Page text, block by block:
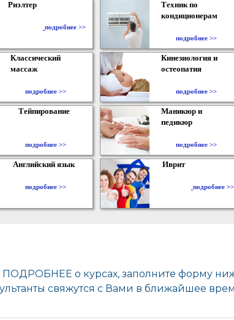
Риэлтер
подробнее >>
Техник по
кондиционерам
подробнее >>
Классический
массаж
подробнее >>
Кинезиология и
остеопатия
подробнее >>
Тейпирование
подробнее >>
Маникюр и
педикюр
подробнее >>
Английский язык
подробнее >>
Иврит
подробнее >>